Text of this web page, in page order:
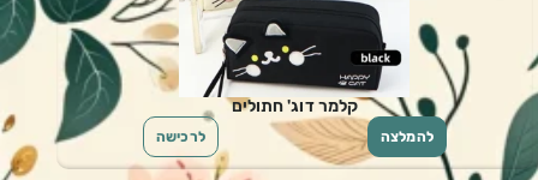
קלמר דוג' חתולים
להמלצה לרכישה